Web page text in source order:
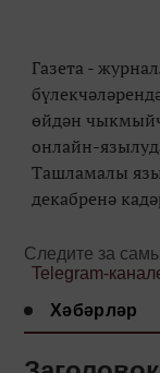
Газета -
өйдән
онлайн-
Ташламалы
декабренә
Следите за
Telegram-
Хәбәрләр